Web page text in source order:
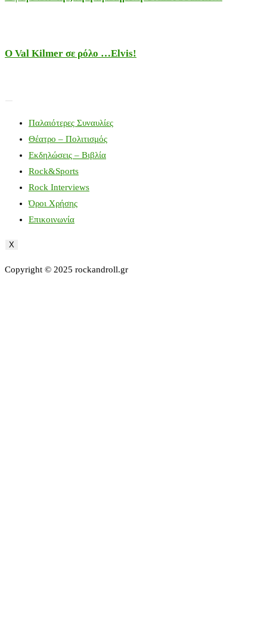
Ο Val Kilmer σε ρόλο …Elvis!
Παλαιότερες Συναυλίες
Θέατρο – Πολιτισμός
Εκδηλώσεις – Βιβλία
Rock&Sports
Rock Interviews
Όροι Χρήσης
Επικοινωνία
X
Copyright © 2025 rockandroll.gr